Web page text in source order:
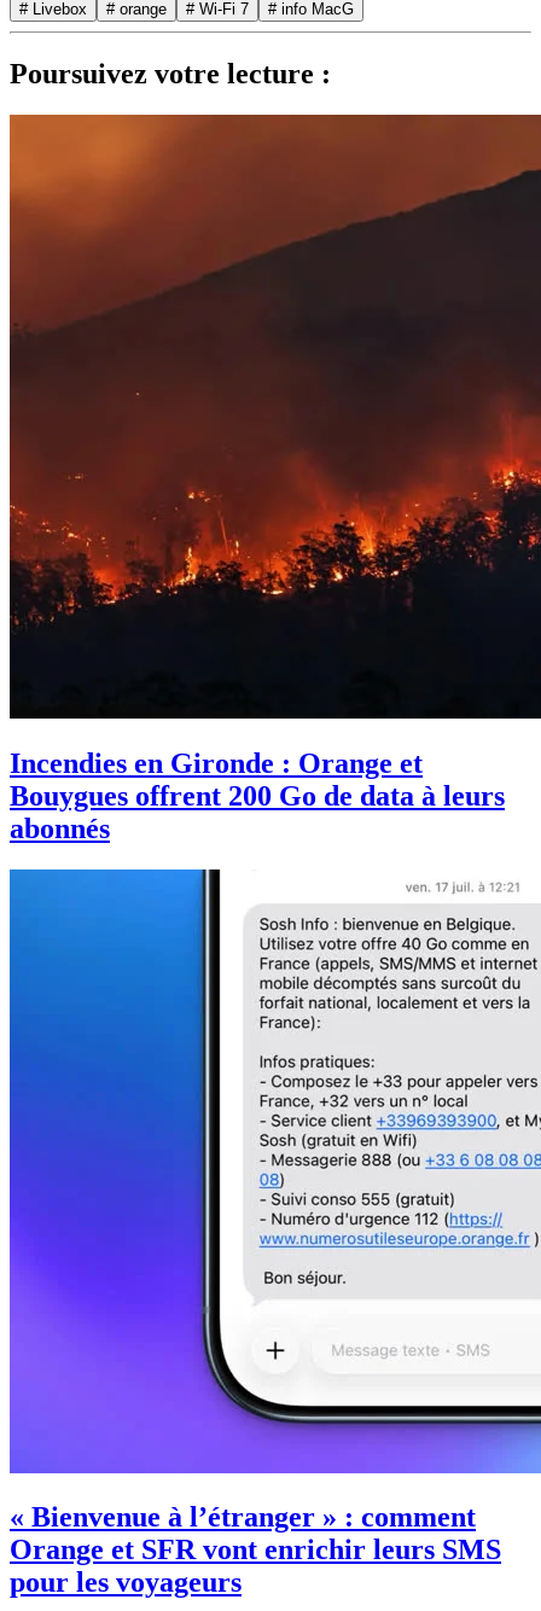
# Livebox # orange # Wi-Fi 7 # info MacG
Poursuivez votre lecture :
Incendies en Gironde : Orange et
Bouygues offrent 200 Go de data à leurs
abonnés
« Bienvenue à l’étranger » : comment
Orange et SFR vont enrichir leurs SMS
pour les voyageurs